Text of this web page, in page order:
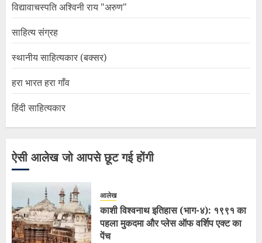
विद्यावाचस्पति अश्विनी राय "अरुण"
साहित्य संग्रह
स्थानीय साहित्यकार (बक्सर)
हरा भारत हरा गाँव
हिंदी साहित्यकार
ऐसी आलेख जो आपसे छूट गई होंगी
आलेख
काशी विश्वनाथ इतिहास (भाग-४): १९९१ का
पहला मुकदमा और प्लेस ऑफ वर्शिप एक्ट का
पेंच